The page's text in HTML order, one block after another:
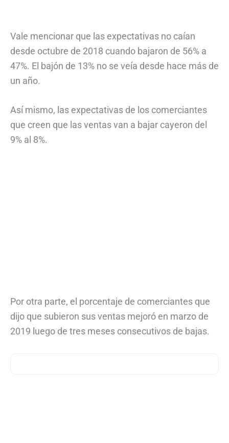
Vale mencionar que las expectativas no caían
desde octubre de 2018 cuando bajaron de 56% a
47%. El bajón de 13% no se veía desde hace más de
un año.
Así mismo, las expectativas de los comerciantes
que creen que las ventas van a bajar cayeron del
9% al 8%.
Por otra parte, el porcentaje de comerciantes que
dijo que subieron sus ventas mejoró en marzo de
2019 luego de tres meses consecutivos de bajas.